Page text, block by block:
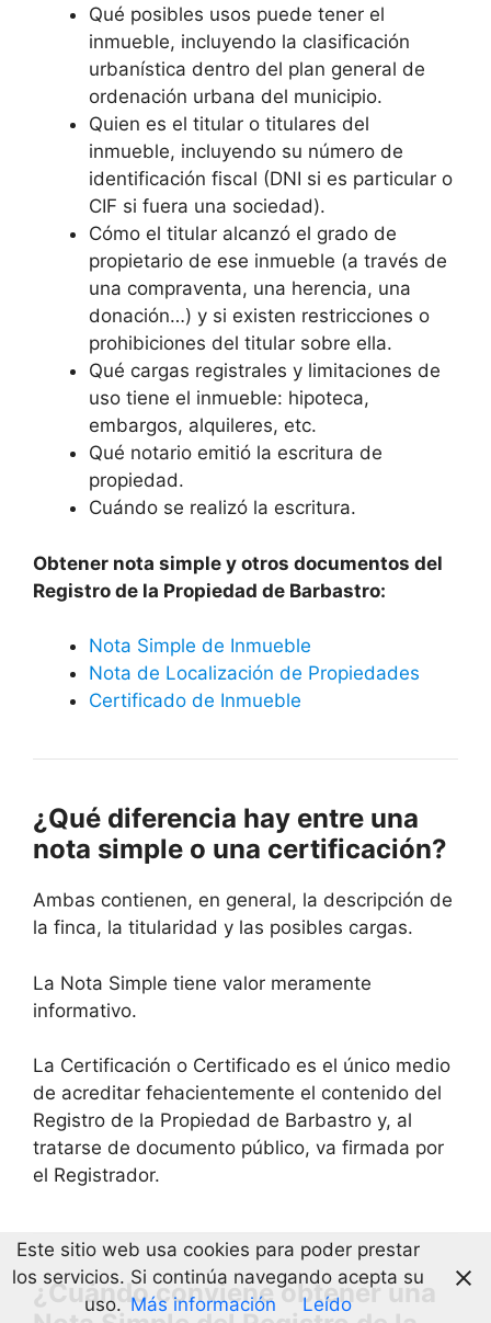
Qué posibles usos puede tener el
inmueble, incluyendo la clasificación
urbanística dentro del plan general de
ordenación urbana del municipio.
Quien es el titular o titulares del
inmueble, incluyendo su número de
identificación fiscal (DNI si es particular o
CIF si fuera una sociedad).
Cómo el titular alcanzó el grado de
propietario de ese inmueble (a través de
una compraventa, una herencia, una
donación…) y si existen restricciones o
prohibiciones del titular sobre ella.
Qué cargas registrales y limitaciones de
uso tiene el inmueble: hipoteca,
embargos, alquileres, etc.
Qué notario emitió la escritura de
propiedad.
Cuándo se realizó la escritura.
Obtener nota simple y otros documentos del
Registro de la Propiedad de Barbastro:
Nota Simple de Inmueble
Nota de Localización de Propiedades
Certificado de Inmueble
¿Qué diferencia hay entre una
nota simple o una certificación?
Ambas contienen, en general, la descripción de
la finca, la titularidad y las posibles cargas.
La Nota Simple tiene valor meramente
informativo.
La Certificación o Certificado es el único medio
de acreditar fehacientemente el contenido del
Registro de la Propiedad de Barbastro y, al
tratarse de documento público, va firmada por
el Registrador.
¿Cuándo conviene obtener una
Este sitio web usa cookies para poder prestar
los servicios. Si continúa navegando acepta su
uso. Más información Leído